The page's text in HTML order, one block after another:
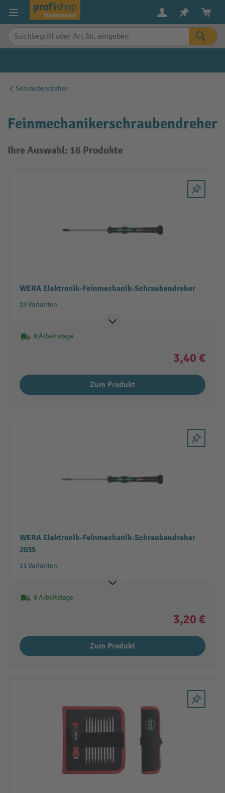
springen
Schraubendreher
Feinmechanikerschraubendreher
Ihre Auswahl: 16 Produkte
WERA Elektronik-Feinmechanik-Schraubendreher
19 Varianten
8 Arbeitstage
3,40 €
Zum Produkt
WERA Elektronik-Feinmechanik-Schraubendreher
2035
11 Varianten
8 Arbeitstage
3,20 €
Zum Produkt